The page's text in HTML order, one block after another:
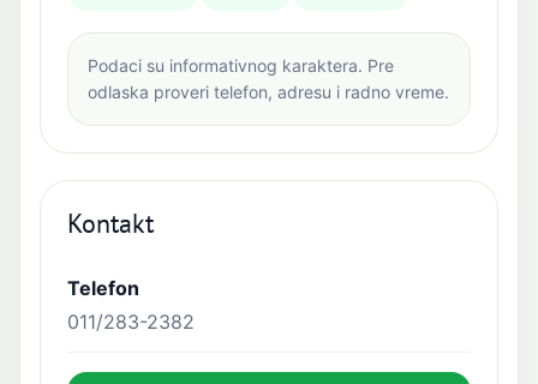
Podaci su informativnog karaktera. Pre
odlaska proveri telefon, adresu i radno vreme.
Kontakt
Telefon
011/283-2382